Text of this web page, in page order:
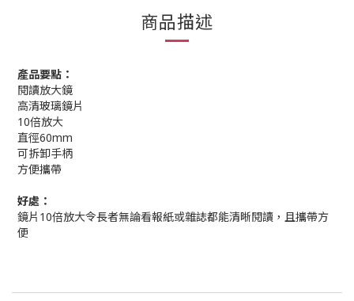
商品描述
產品要點：
閱讀放大鏡
高清玻璃鏡片
10倍放大
直徑60mm
可拆卸手柄
方便攜帶
好處：
鏡片10倍放大令長者無論看報紙或雜誌都能清晰閱讀，且攜帶方
便